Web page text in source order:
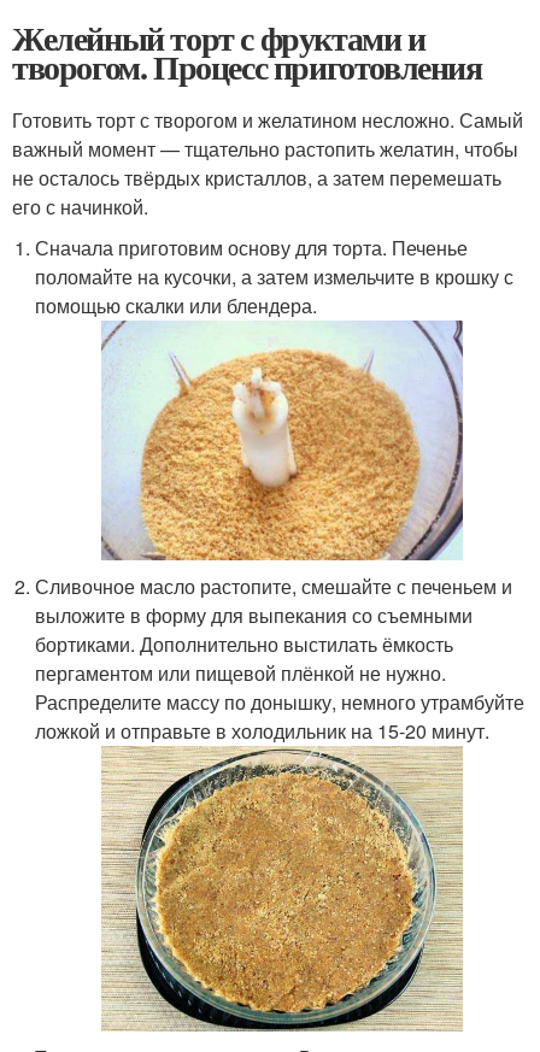
Желейный торт с фруктами и
творогом. Процесс приготовления
Готовить торт с творогом и желатином несложно. Самый
важный момент — тщательно растопить желатин, чтобы
не осталось твёрдых кристаллов, а затем перемешать
его с начинкой.
Сначала приготовим основу для торта. Печенье
поломайте на кусочки, а затем измельчите в крошку с
помощью скалки или блендера.
Сливочное масло растопите, смешайте с печеньем и
выложите в форму для выпекания со съемными
бортиками. Дополнительно выстилать ёмкость
пергаментом или пищевой плёнкой не нужно.
Распределите массу по донышку, немного утрамбуйте
ложкой и отправьте в холодильник на 15-20 минут.